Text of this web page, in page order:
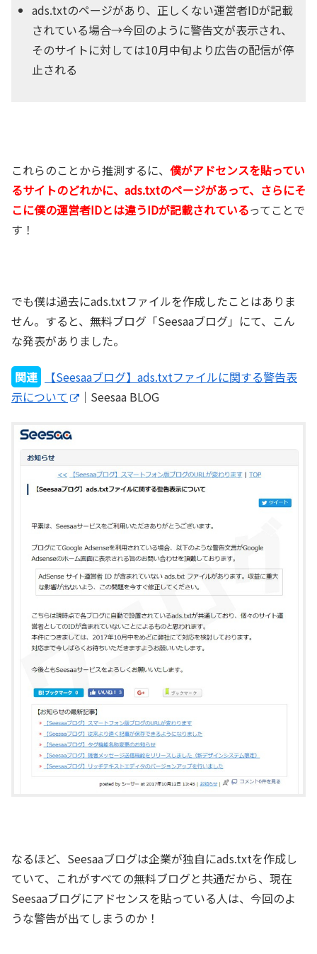
ads.txtのページがあり、正しくない運営者IDが記載
されている場合→今回のように警告文が表示され、
そのサイトに対しては10月中旬より広告の配信が停
止される
これらのことから推測するに、 僕がアドセンスを貼ってい
るサイトのどれかに、ads.txtのページがあって、さらにそ
こに僕の運営者IDとは違うIDが記載されているってことで
す！
でも僕は過去にads.txtファイルを作成したことはありま
せん。すると、無料ブログ「Seesaaブログ」にて、こん
な発表がありました。
関連
【Seesaaブログ】ads.txtファイルに関する警告表
示について
｜Seesaa BLOG
なるほど、Seesaaブログは企業が独自にads.txtを作成し
ていて、これがすべての無料ブログと共通だから、現在
Seesaaブログにアドセンスを貼っている人は、今回のよ
うな警告が出てしまうのか！